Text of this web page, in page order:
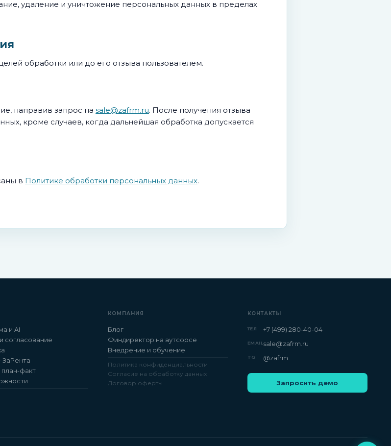
удаление и уничтожение персональных данных в пределах
обработки или до его отзыва пользователем.
направив запрос на sale@zafrm.ru. После получения отзыва
кроме случаев, когда дальнейшая обработка допускается
в Политике обработки персональных данных.
и AI
согласование
факт
КОМПАНИЯ
Блог
Финдиректор на аутсорсе
Внедрение и обучение
Политика конфиденциальности
Согласие на обработку данных
Договор оферты
КОНТАКТЫ
ТЕЛ +7 (499) 280-40-04
EMAIL sale@zafrm.ru
TG @zafrm
Запросить демо